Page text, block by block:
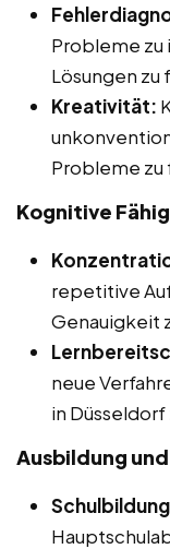
Probleme
Lösungen zu
Kreativität:
Probleme zu
Kognitive
repetitive
Genauigkeit
neue
in
Ausbildung